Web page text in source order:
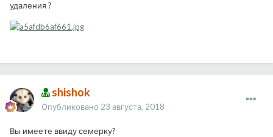
удаления ?
shishok
Опубликовано 23 августа, 2018
Вы имеете ввиду семерку?